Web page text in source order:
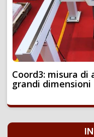
Coord3: misura di
grandi dimensioni